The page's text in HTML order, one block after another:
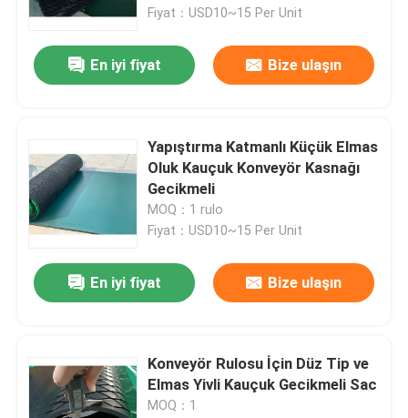
Fiyat：USD10~15 Per Unit
En iyi fiyat Bize ulaşın
Yapıştırma Katmanlı Küçük Elmas
Oluk Kauçuk Konveyör Kasnağı
Gecikmeli
MOQ：1 rulo
Fiyat：USD10~15 Per Unit
En iyi fiyat Bize ulaşın
Konveyör Rulosu İçin Düz Tip ve
Elmas Yivli Kauçuk Gecikmeli Sac
MOQ：1